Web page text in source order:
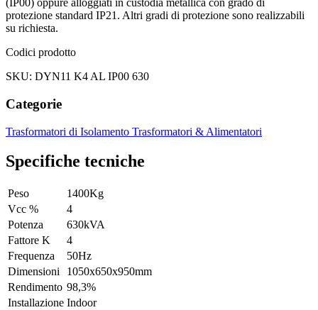
(IP00) oppure alloggiati in custodia metallica con grado di
protezione standard IP21. Altri gradi di protezione sono realizzabili
su richiesta.
Codici prodotto
SKU: DYN11 K4 AL IP00 630
Categorie
Trasformatori di Isolamento Trasformatori & Alimentatori
Specifiche tecniche
Peso
1400Kg
Vcc %
4
Potenza
630kVA
Fattore K
4
Frequenza
50Hz
Dimensioni
1050x650x950mm
Rendimento 98,3%
Installazione Indoor